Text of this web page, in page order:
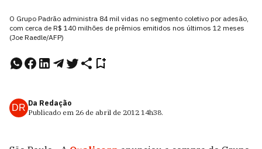
O Grupo Padrão administra 84 mil vidas no segmento coletivo por adesão,
com cerca de R$ 140 milhões de prêmios emitidos nos últimos 12 meses
(Joe Raedle/AFP)
DR Da Redação
Publicado em 26 de abril de 2012 14h38.